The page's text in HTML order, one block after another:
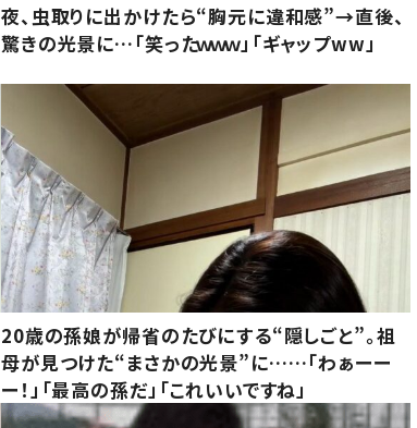
夜、虫取りに出かけたら“胸元に違和感”→直後、
驚きの光景に…「笑ったｗｗｗ」「ギャップww」
20歳の孫娘が帰省のたびにする“隠しごと”。祖
母が見つけた“まさかの光景”に……「わぁーー
ー！」「最高の孫だ」「これいいですね」